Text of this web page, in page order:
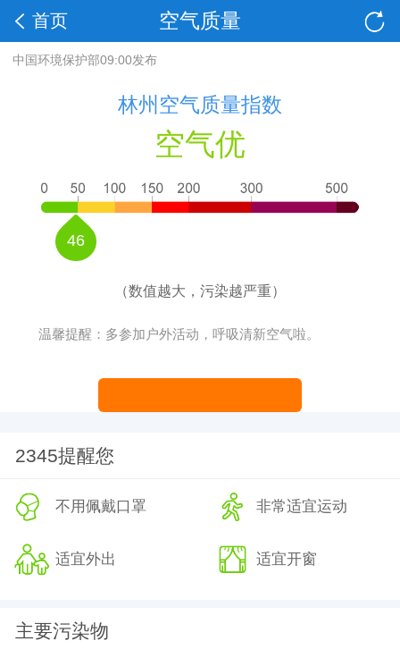
空气质量
首页
中国环境保护部09:00发布
林州空气质量指数
空气优
46
（数值越大，污染越严重）
温馨提醒：多参加户外活动，呼吸清新空气啦。
2345提醒您
不用佩戴口罩 非常适宜运动
适宜外出 适宜开窗
主要污染物